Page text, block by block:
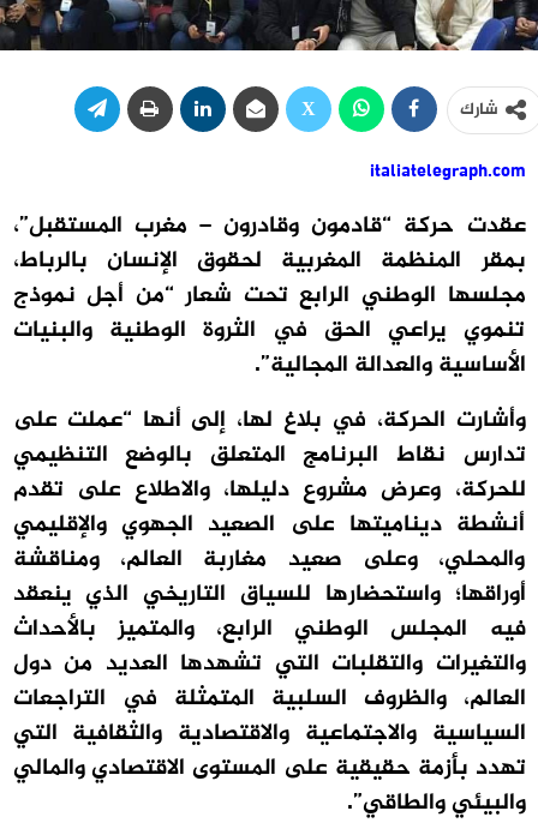
شارك
italiatelegraph.com
عقدت حركة “قادمون وقادرون – مغرب المستقبل”،
بمقر المنظمة المغربية لحقوق الإنسان بالرباط،
مجلسها الوطني الرابع تحت شعار “من أجل نموذج
تنموي يراعي الحق في الثروة الوطنية والبنيات
الأساسية والعدالة المجالية”.
وأشارت الحركة، في بلاغ لها، إلى أنها “عملت على
تدارس نقاط البرنامج المتعلق بالوضع التنظيمي
للحركة، وعرض مشروع دليلها، والاطلاع على تقدم
أنشطة ديناميتها على الصعيد الجهوي والإقليمي
والمحلي، وعلى صعيد مغاربة العالم، ومناقشة
أوراقها؛ واستحضارها للسياق التاريخي الذي ينعقد
فيه المجلس الوطني الرابع، والمتميز بالأحداث
والتغيرات والتقلبات التي تشهدها العديد من دول
العالم، والظروف السلبية المتمثلة في التراجعات
السياسية والاجتماعية والاقتصادية والثقافية التي
تهدد بأزمة حقيقية على المستوى الاقتصادي والمالي
والبيئي والطاقي”.